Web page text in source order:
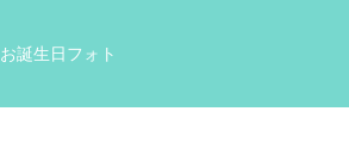
お誕生日フォト